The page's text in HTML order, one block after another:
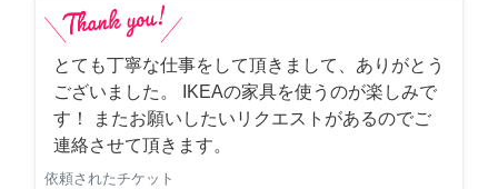
とても丁寧な仕事をして頂きまして、ありがとう
ございました。 IKEAの家具を使うのが楽しみで
す！ またお願いしたいリクエストがあるのでご
連絡させて頂きます。
依頼されたチケット